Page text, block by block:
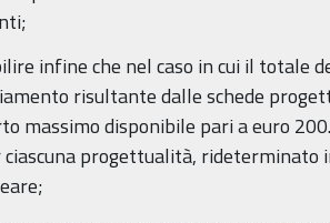
infine che nel caso in cui il totale
risultante dalle schede
massimo disponibile pari a euro
ciascuna progettualità, rideterminato